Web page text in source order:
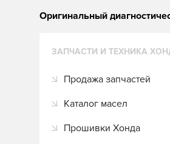
Оригинальный
ЗАПЧАСТИ И ТЕХНИКА
Продажа запчастей
Каталог масел
Прошивки Хонда